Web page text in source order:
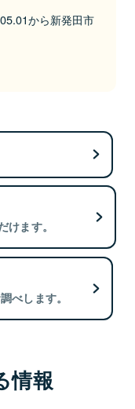
から新発田市
ます。
べします。
情報